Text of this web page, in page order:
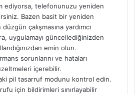
ediyorsa, telefonunuzu yeniden
Bazen basit bir yeniden
çalışmasına yardımcı
uygulamayı güncellediğinizden
emin olun.
sorunlarını ve hataları
içerebilir.
pil tasarruf modunu kontrol edin.
için bildirimleri sınırlayabilir